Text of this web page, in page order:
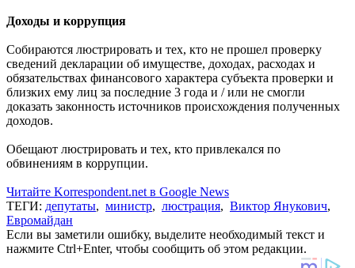
Доходы и коррупция
Собираются люстрировать и тех, кто не прошел проверку
сведений декларации об имуществе, доходах, расходах и
обязательствах финансового характера субъекта проверки и
близких ему лиц за последние 3 года и / или не смогли
доказать законность источников происхождения полученных
доходов.
Обещают люстрировать и тех, кто привлекался по
обвинениям в коррупции.
Читайте Korrespondent.net в Google News
ТЕГИ: депутаты, министр, люстрация, Виктор Янукович,
Евромайдан
Если вы заметили ошибку, выделите необходимый текст и
нажмите Ctrl+Enter, чтобы сообщить об этом редакции.